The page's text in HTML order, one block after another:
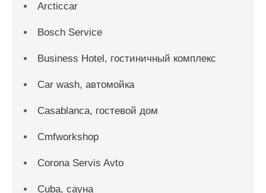
Arcticcar
Bosch Service
Business Hotel, гостиничный комплекс
Car wash, автомойка
Casablanca, гостевой дом
Cmfworkshop
Corona Servis Avto
Cuba, сауна